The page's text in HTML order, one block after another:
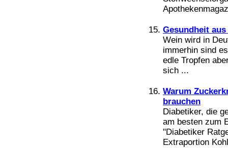
Gesundheit
Wein wird in
immerhin sind
edle Tropfen
sich ...
Warum
brauchen
Diabetiker, die
am besten zum
"Diabetiker
Extraportion